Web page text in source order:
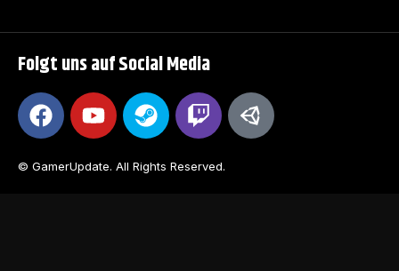
Folgt uns auf Social Media
© GamerUpdate. All Rights Reserved.